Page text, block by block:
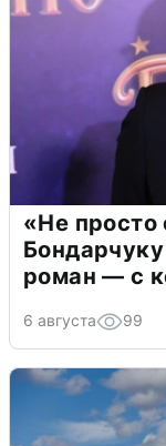
«Не просто
роман — с
6 августа 99